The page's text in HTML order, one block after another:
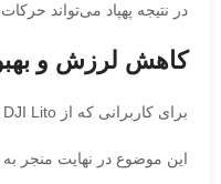
در نتیجه پهپاد می‌تواند
کاهش لرزش و
برای کاربرانی که از DJI Lito جهت تصویربرداری هوایی استفاده می‌کنند، کاهش لرزش اهمیت ویژه‌ای دارد. ملخ‌های استاندارد با طراحی متعادل خود باعث می‌شوند لرزش کمتری به بدنه و سیستم گیمبال منتقل شود.
این موضوع در نهایت منجر